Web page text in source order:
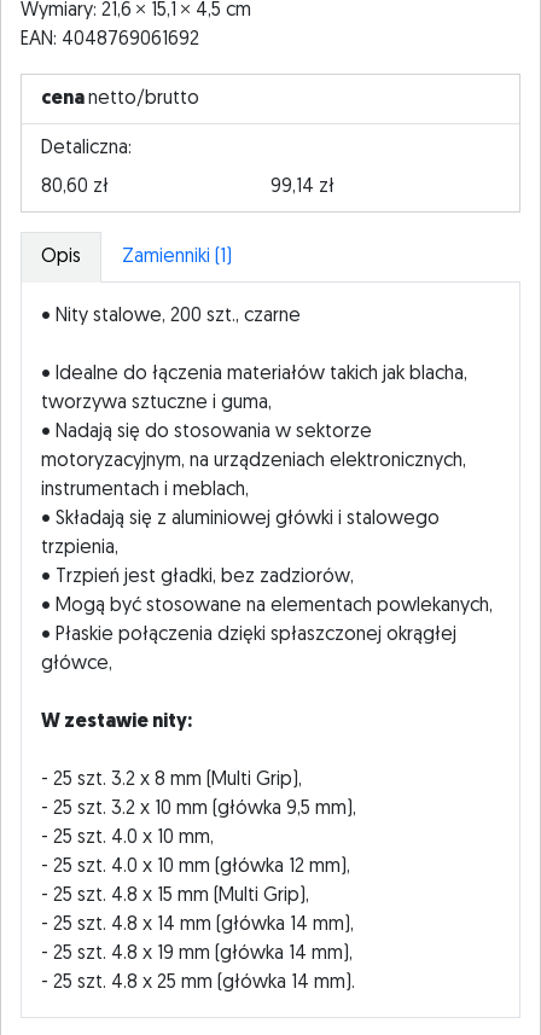
Wymiary: 21,6
15,1
4,5 cm
EAN: 4048769061692
cenanetto/brutto
Detaliczna:
80,60 zł
99,14 zł
Opis Zamienniki (1)
• Nity stalowe, 200 szt., czarne
• Idealne do łączenia materiałów takich jak blacha,
tworzywa sztuczne i guma,
• Nadają się do stosowania w sektorze
motoryzacyjnym, na urządzeniach elektronicznych,
instrumentach i meblach,
• Składają się z aluminiowej główki i stalowego
trzpienia,
• Trzpień jest gładki, bez zadziorów,
• Mogą być stosowane na elementach powlekanych,
• Płaskie połączenia dzięki spłaszczonej okrągłej
główce,
W zestawie nity:
- 25 szt. 3.2 x 8 mm (Multi Grip),
- 25 szt. 3.2 x 10 mm (główka 9,5 mm),
- 25 szt. 4.0 x 10 mm,
- 25 szt. 4.0 x 10 mm (główka 12 mm),
- 25 szt. 4.8 x 15 mm (Multi Grip),
- 25 szt. 4.8 x 14 mm (główka 14 mm),
- 25 szt. 4.8 x 19 mm (główka 14 mm),
- 25 szt. 4.8 x 25 mm (główka 14 mm).